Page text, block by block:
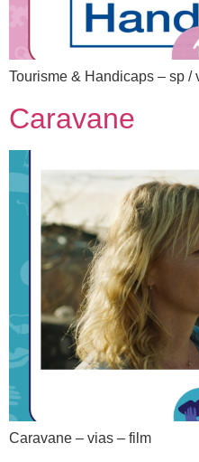
Tourisme & Handicaps – sp /
Caravane
Caravane – vias – film